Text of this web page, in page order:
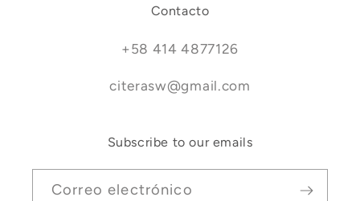
Contacto
+58 414 4877126
citerasw@gmail.com
Subscribe to our emails
Correo electrónico